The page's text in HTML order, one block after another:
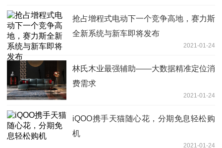
抢占增程式电动下一个竞争高地，赛力斯
全新系统与新车即将发布
2021-01-24
林氏木业最强辅助——大数据精准定位消
费需求
2021-01-24
iQOO携手天猫随心花，分期免息轻松购
机
2021-01-24